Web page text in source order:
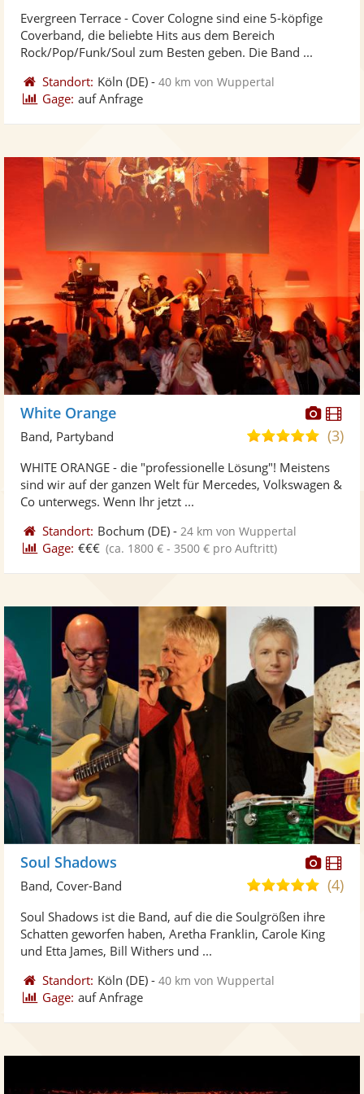
Fotos
5
Evergreen Terrace - Cover Cologne sind eine 5-köpfige
Coverband, die beliebte Hits aus dem Bereich
Rock/Pop/Funk/Soul zum Besten geben. Die Band ...
Standort: Köln (DE) -40 km von Wuppertal
Gage: auf Anfrage
Fotos
White Orange
5,0
5
(3)
Band, Partyband
WHITE ORANGE - die "professionelle Lösung"! Meistens
sind wir auf der ganzen Welt für Mercedes, Volkswagen &
Co unterwegs. Wenn Ihr jetzt ...
Standort: Bochum (DE) - 24 km von Wuppertal
Gage: €€€ (ca. 1800 € - 3500 € pro Auftritt)
Fotos
Soul Shadows
5,0
5
Sternen
(4)
Band, Cover-Band
Soul Shadows ist die Band, auf die die Soulgrößen ihre
Schatten geworfen haben, Aretha Franklin, Carole King
und Etta James, Bill Withers und ...
Standort: Köln (DE) -40 km von Wuppertal
Gage: auf Anfrage